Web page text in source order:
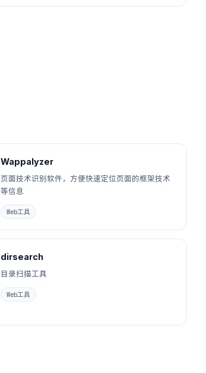
Wappalyzer
页面技术识别软件，方便快速定位页面的框架技术
等信息
Web工具
dirsearch
目录扫描工具
Web工具